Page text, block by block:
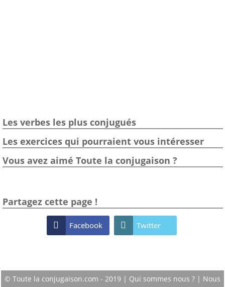
Les verbes les plus conjugués
Les exercices qui pourraient vous intéresser
Vous avez aimé Toute la conjugaison ?
Partagez cette page !
 Facebook  Twitter
© Toute la conjugaison.com - 2019 | Qui sommes nous ? | Nous